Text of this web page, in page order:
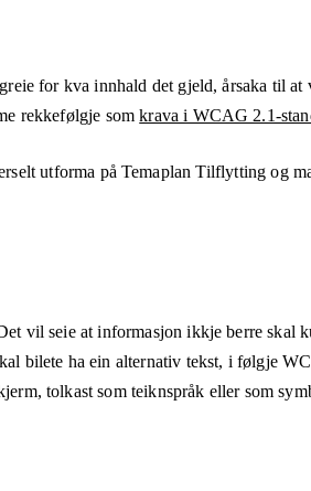
for kva innhald det gjeld, årsaka til
rekkefølgje somkrava i WCAG 2.1-
utforma påTemaplan Tilflytting og
vil seie at informasjon ikkje berre skal
bilete ha ein alternativ tekst, i følgje
tolkast som teiknspråk eller som